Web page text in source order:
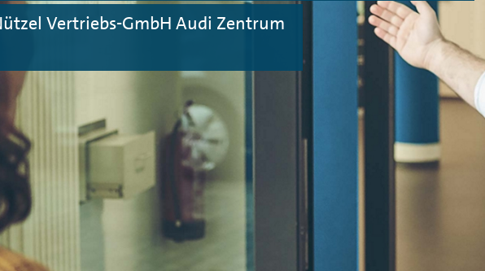
Vertriebs-GmbH Audi Zentrum